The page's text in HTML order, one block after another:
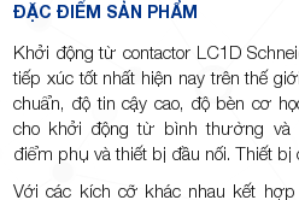
ĐẶC ĐIỂM SẢN PHẨM
Khởi động từ contactor LC1D
tiếp xúc tốt nhất hiện nay trên thế
chuẩn, độ tin cậy cao, độ bèn cơ
cho khởi động từ bình thường và
điểm phụ và thiết bị đầu nối. Thiết
Với các kích cỡ khác nhau kết